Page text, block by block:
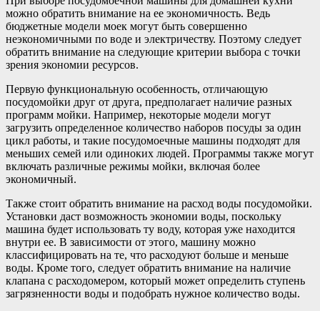
можно обратить внимание на ее экономичность. Ведь
бюджетные модели моек могут быть совершенно
неэкономичными по воде и электричеству. Поэтому следует
обратить внимание на следующие критерии выбора с точки
зрения экономии ресурсов.
Первую функциональную особенность, отличающую
посудомойки друг от друга, предполагает наличие разных
программ мойки. Например, некоторые модели могут
загрузить определенное количество наборов посуды за один
цикл работы, и такие посудомоечные машины подходят для
меньших семей или одиноких людей. Программы также могут
включать различные режимы мойки, включая более
экономичный.
Также стоит обратить внимание на расход воды посудомойки.
Установки даст возможность экономии воды, поскольку
машина будет использовать ту воду, которая уже находится
внутри ее. В зависимости от этого, машину можно
классифицировать на те, что расходуют больше и меньше
воды. Кроме того, следует обратить внимание на наличие
клапана с расходомером, который может определить ступень
загрязненности воды и подобрать нужное количество воды.